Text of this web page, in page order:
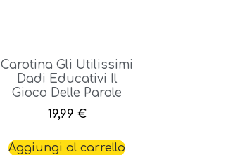
Carotina Gli Utilissimi
Dadi Educativi Il
Gioco Delle Parole
19,99 €
Aggiungi al carrello